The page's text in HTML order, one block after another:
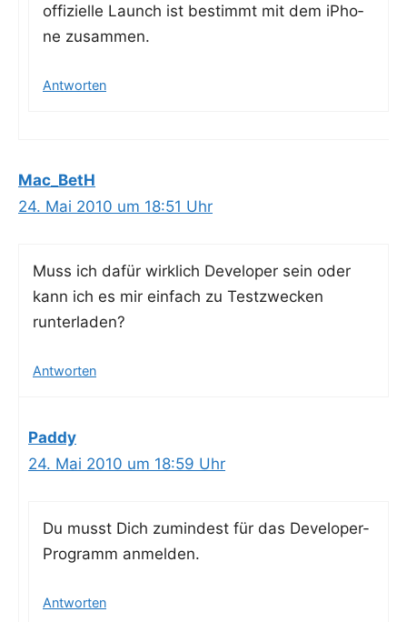
offi­zi­el­le Launch ist bestimmt mit dem iPho­
ne zusammen.
Antworten
Mac_BetH
24. Mai 2010 um 18:51 Uhr
Muss ich dafür wirk­lich Deve­lo­per sein oder
kann ich es mir ein­fach zu Test­zwe­cken
runterladen?
Antworten
Paddy
24. Mai 2010 um 18:59 Uhr
Du musst Dich zumin­dest für das Deve­lo­per-
Pro­gramm anmelden.
Antworten